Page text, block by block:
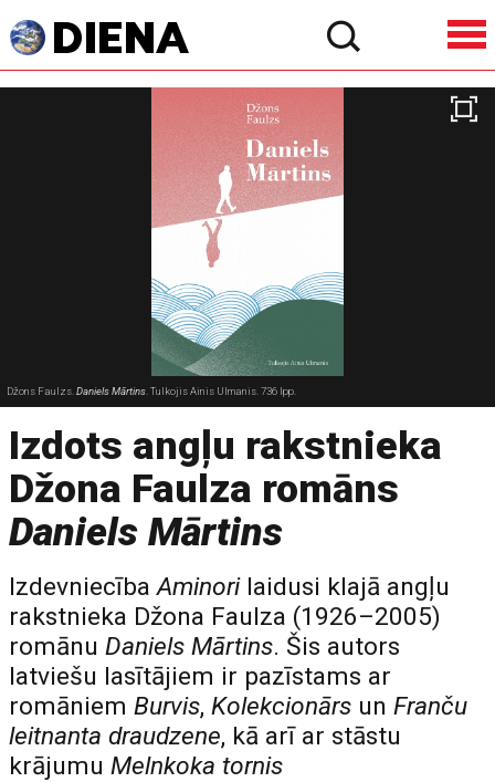
Džons Faulzs.Daniels Mārtins. Tulkojis Ainis Ulmanis. 736 lpp.
Izdots angļu rakstnieka
Džona Faulza romāns
Daniels Mārtins
IzdevniecībaAminorilaidusi klajā angļu
rakstnieka Džona Faulza (1926–2005)
romānuDaniels Mārtins. Šis autors
latviešu lasītājiem ir pazīstams ar
romāniemBurvis,Kolekcionārs unFranču
leitnanta draudzene, kā arī ar stāstu
krājumuMelnkoka tornis